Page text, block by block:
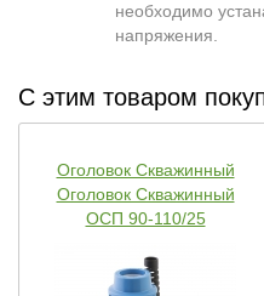
необходимо
напряжения.
С этим товаром
Оголовок Скважинный
Оголовок Скважинный
ОСП 90-110/25